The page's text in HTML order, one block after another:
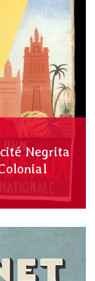
Negrita